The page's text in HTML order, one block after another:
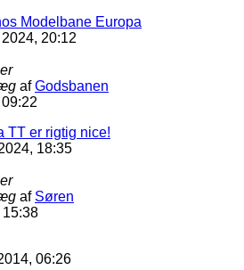
Modelbane Europa
20:12
afGodsbanen
TT er rigtig nice!
18:35
af Søren
15:38
06:26